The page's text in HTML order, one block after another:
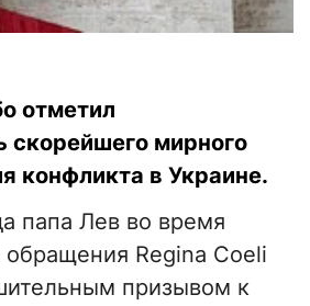
отметил
скорейшего мирного
конфликта в Украине.
папа Лев во время
обращения Regina Coeli
призывом к